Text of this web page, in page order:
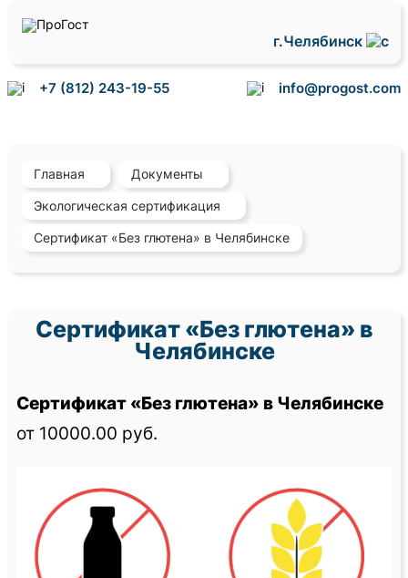
г.Челябинск
+7 (812) 243-19-55 info@progost.com
Главная Документы
Экологическая сертификация
Сертификат «Без глютена» в Челябинске
Сертификат «Без глютена» в
Челябинске
Сертификат «Без глютена» в Челябинске
от 10000.00 руб.